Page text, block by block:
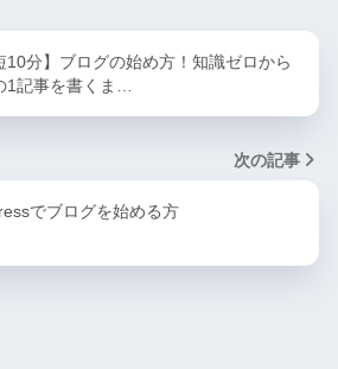
10分】ブログの始め方！知識ゼロから
1記事を書くま…
次の記事
でブログを始める方